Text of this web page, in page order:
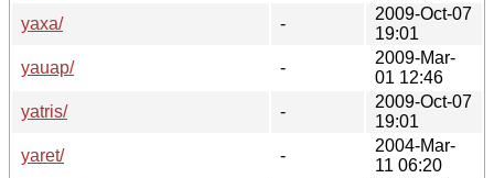
yaxa/
-
2009-Oct-07
19:01
yauap/
-
2009-Mar-
01 12:46
yatris/
-
2009-Oct-07
19:01
yaret/
-
2004-Mar-
11 06:20